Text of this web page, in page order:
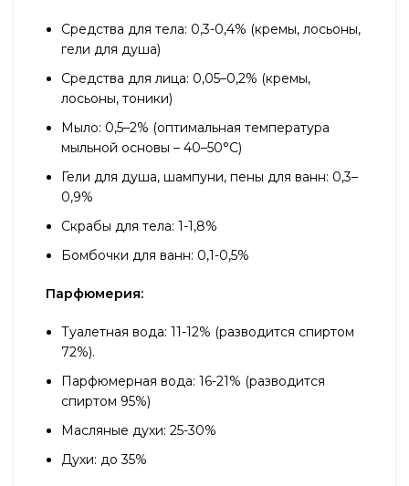
Средства для тела: 0,3-0,4% (кремы, лосьоны,
гели для душа)
Средства для лица: 0,05–0,2% (кремы,
лосьоны, тоники)
Мыло: 0,5–2% (оптимальная температура
мыльной основы – 40–50°С)
Гели для душа, шампуни, пены для ванн: 0,3–
0,9%
Скрабы для тела: 1-1,8%
Бомбочки для ванн: 0,1-0,5%
Парфюмерия:
Туалетная вода: 11-12% (разводится спиртом
72%).
Парфюмерная вода: 16-21% (разводится
спиртом 95%)
Масляные духи: 25-30%
Духи: до 35%